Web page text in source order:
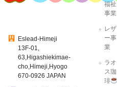
Eslead-Himeji
13F-01,
63,Higashiekimae-
cho,Himeji,Hyogo
670-0926 JAPAN
福祉
事業
レザ
ー事
業
ラオ
ス珈
琲